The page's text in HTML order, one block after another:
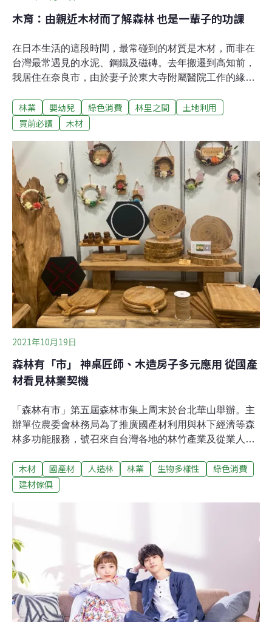
木育：由親近木材而了解森林 也是一輩子的功課
在日本生活的這段時間，最常碰到的材質是木材，而非在
台灣最常遇見的水泥、鋼鐵及磁磚。去年搬遷到高知前，
我居住在奈良市，由於妻子於東大寺附屬醫院工作的緣
後，孩子先後換了兩個保育園[1] ，第一個保育園就是木造
建築，室內木頭特有的香味，溫暖的材質及色調，以及塌
在住的房子，則是大正時期所建的木造房，至今已超過百
年歷史。在日本生活的種種，皆是被木材環繞。因應快速
消費世代，興起對木育的重視2004年9月，由北海道發起
的「木育Project」[2]，第一次定義木育為「接觸、學習並
與木共生」。自歷史記載以來[3] ，日本就有使用木材的紀
錄，而隨著時代的演進，多樣性的材質逐漸佔據現代人的
生活，舉凡鋼鐵、水泥、塑膠、石油等，逐漸成為人們的
首選，人與自然、自然與產品的關係逐漸稀薄，而木材
——最為人類文明所熟悉的材
林業 嬰幼兒 綠色消費 林里之間
土地利用
買前必讀
木材
2021年10月19日
森林有「市」 神桌匠師、木造房子多元應用 從國產
材看見林業契機
「森林有市」第五屆森林市集上周末於台北華山舉辦。主
辦單位農委會林務局為了推廣國產材利用與林下經濟等森
林多功能服務，號召來自台灣各地的林竹產業及從業人
取得管道更穩定暢通而力挺；看首度參展的「堂和神桌」
如何打破印象，利用剩餘小料製成日用小物；無論持續在
近了！透過這些林產業者的創意，或能一窺台灣林業契
機。堂和神桌開發小料用途多 台灣肖楠製香最安神台灣第
一位女性神桌匠師，也是桃園大溪堂和神桌接班人黃裕
凰，首次隨大溪木藝生態博物館參與森林市集，不過現場
並不是展出神桌，而是神桌剩餘的小料所製成的產品。從
梳子、隔熱墊到糖果造型的鑰匙圈，還有為孩子設計、好
拿好握的美工刀，他說，以媽媽的心態，孩子缺什麼，就
木材 國產材 人造林 林業 生物多樣性
綠色消費
建材傢俱